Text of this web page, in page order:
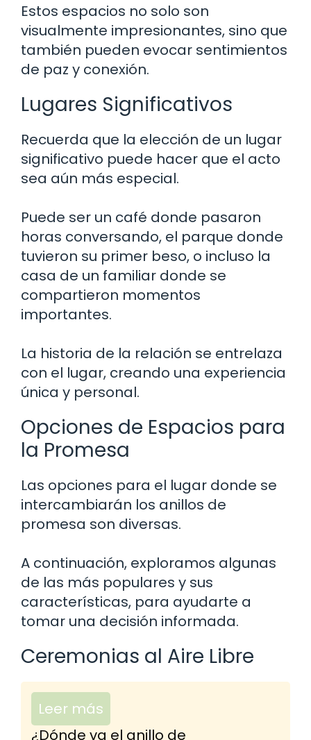
Estos espacios no solo son
visualmente impresionantes, sino que
también pueden evocar sentimientos
de paz y conexión.
Lugares Significativos
Recuerda que la elección de un lugar
significativo puede hacer que el acto
sea aún más especial.
Puede ser un café donde pasaron
horas conversando, el parque donde
tuvieron su primer beso, o incluso la
casa de un familiar donde se
compartieron momentos
importantes.
La historia de la relación se entrelaza
con el lugar, creando una experiencia
única y personal.
Opciones de Espacios para
la Promesa
Las opciones para el lugar donde se
intercambiarán los anillos de
promesa son diversas.
A continuación, exploramos algunas
de las más populares y sus
características, para ayudarte a
tomar una decisión informada.
Ceremonias al Aire Libre
Leer más
¿Dónde va el anillo de